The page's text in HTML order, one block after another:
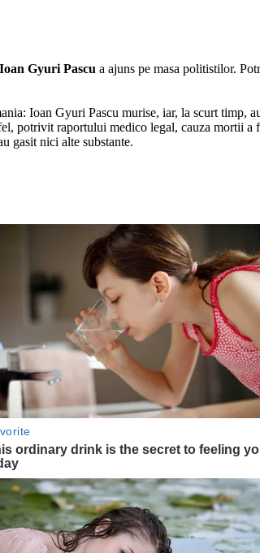
Ioan Gyuri Pascu a ajuns pe masa politistilor.
Ioan Gyuri Pascu murise, iar, la scurt timp,
potrivit raportului medico legal, cauza mortii
gasit nici alte substante.